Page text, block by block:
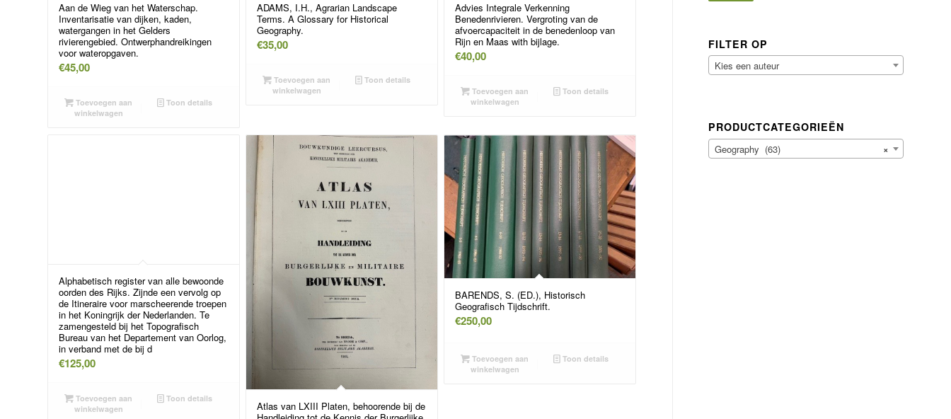
Aan de Wieg van het Waterschap.
Inventarisatie van dijken, kaden,
watergangen in het Gelders
rivierengebied. Ontwerphandreikingen
voor wateropgaven.
€45,00
Toevoegen aan
winkelwagen
Toon details
ADAMS, I.H., Agrarian Landscape
Terms. A Glossary for Historical
Geography.
€35,00
Toevoegen aan
winkelwagen
Toon details
Advies Integrale Verkenning
Benedenrivieren. Vergroting van de
afvoercapaciteit in de benedenloop van
Rijn en Maas with bijlage.
€40,00
Toevoegen aan
winkelwagen
Toon details
Alphabetisch register van alle bewoonde
oorden des Rijks. Zijnde een vervolg op
de Itineraire voor marscheerende troepen
in het Koningrijk der Nederlanden. Te
zamengesteld bij het Topografisch
Bureau van het Departement van Oorlog,
in verband met de bij d
€125,00
Toevoegen aan
winkelwagen
Toon details
Atlas van LXIII Platen, behoorende bij de
BARENDS, S. (ED.), Historisch
Geografisch Tijdschrift.
€250,00
Toevoegen aan
winkelwagen
Toon details
FILTER OP
Kies een auteur
PRODUCTCATEGORIEËN
×
Geography (63)